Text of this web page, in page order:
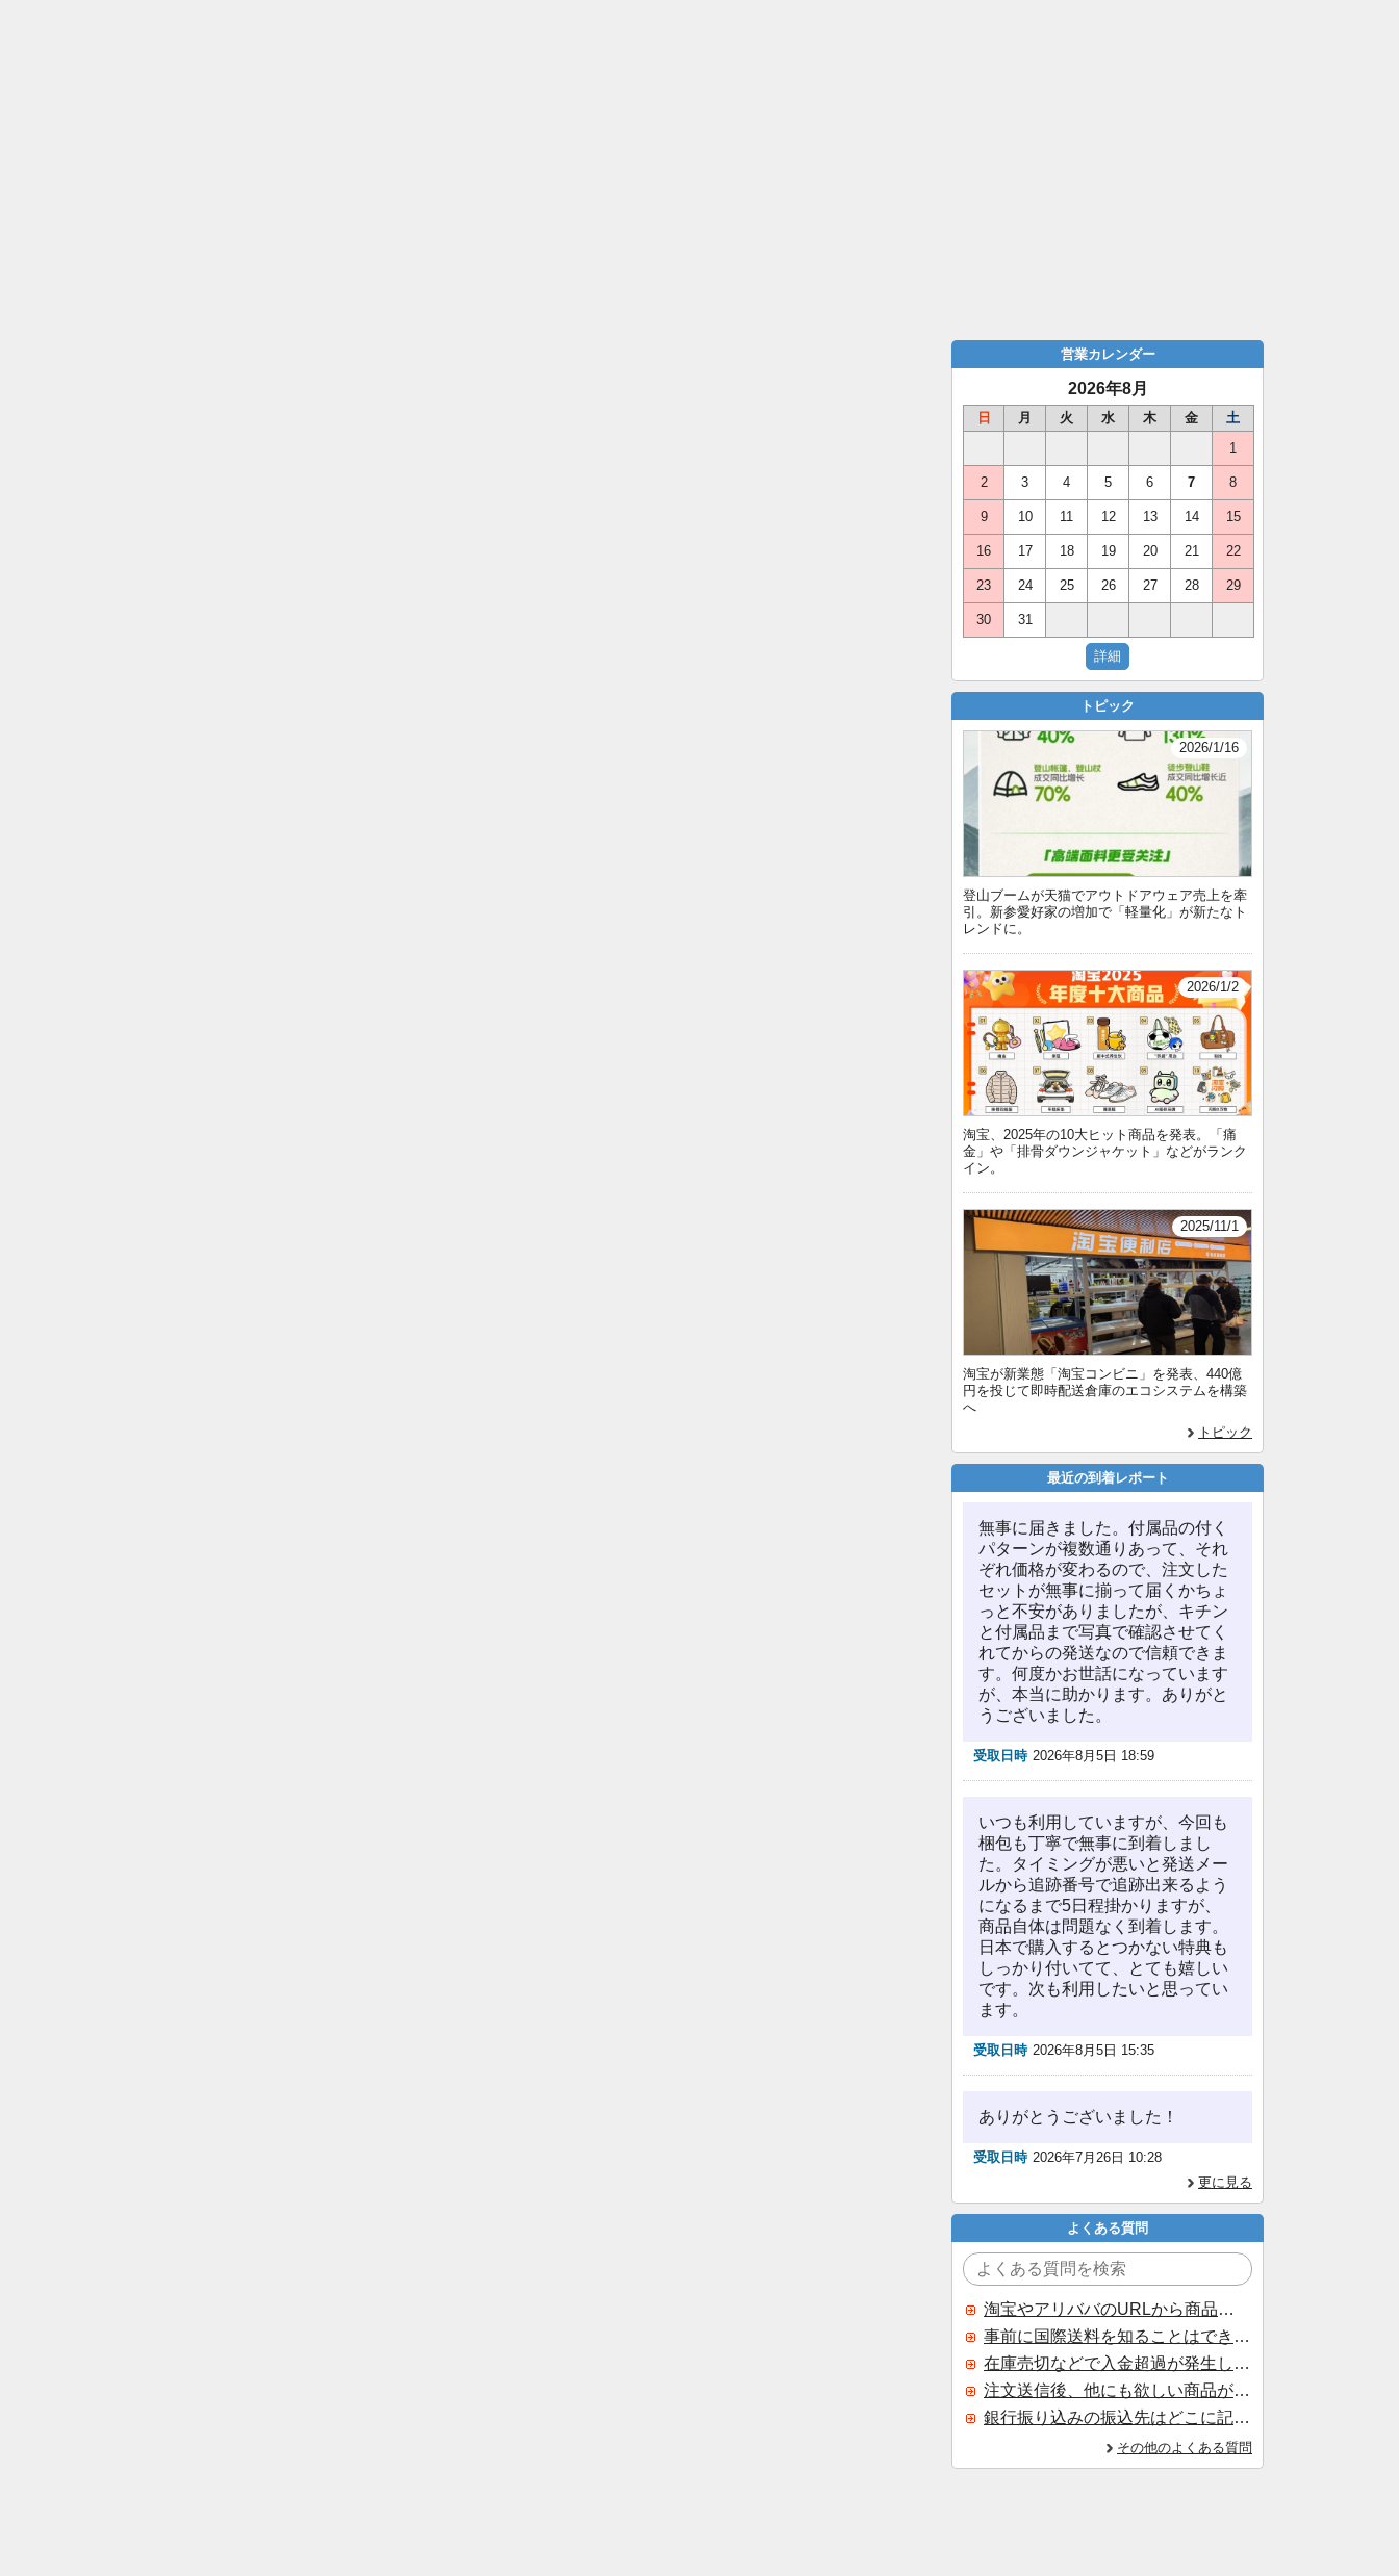
営業カレンダー
2026年8月
日 月 火 水 木 金
土
1
2 3 4 5 6 7 8
9 10 11 12 13 14 15
16 17 18 19 20 21 22
23 24 25 26 27 28 29
30 31
トピック
2026/1/16
登山ブームが天猫でアウトドアウェア売上を牽
引。新参愛好家の増加で「軽量化」が新たなト
レンドに。
2026/1/2
淘宝、2025年の10大ヒット商品を発表。「痛
金」や「排骨ダウンジャケット」などがランク
イン。
2025/11/1
淘宝が新業態「淘宝コンビニ」を発表、440億
円を投じて即時配送倉庫のエコシステムを構築
へ
トピック
最近の到着レポート
無事に届きました。付属品の付く
パターンが複数通りあって、それ
ぞれ価格が変わるので、注文した
セットが無事に揃って届くかちょ
っと不安がありましたが、キチン
と付属品まで写真で確認させてく
れてからの発送なので信頼できま
す。何度かお世話になっています
が、本当に助かります。ありがと
うございました。
受取日時 2026年8月5日 18:59
いつも利用していますが、今回も
梱包も丁寧で無事に到着しまし
た。タイミングが悪いと発送メー
ルから追跡番号で追跡出来るよう
になるまで5日程掛かりますが、
商品自体は問題なく到着します。
日本で購入するとつかない特典も
しっかり付いてて、とても嬉しい
です。次も利用したいと思ってい
ます。
受取日時 2026年8月5日 15:35
ありがとうございました！
受取日時 2026年7月26日 10:28
更に見る
よくある質問
淘宝やアリババのURLから商品を探すことはできますか？
事前に国際送料を知ることはできますか？
在庫売切などで入金超過が発生した場合はいつ返金されますか？
注文送信後、他にも欲しい商品が見つかった場合、追加注文できますか？
銀行振り込みの振込先はどこに記載されていますか？
その他のよくある質問